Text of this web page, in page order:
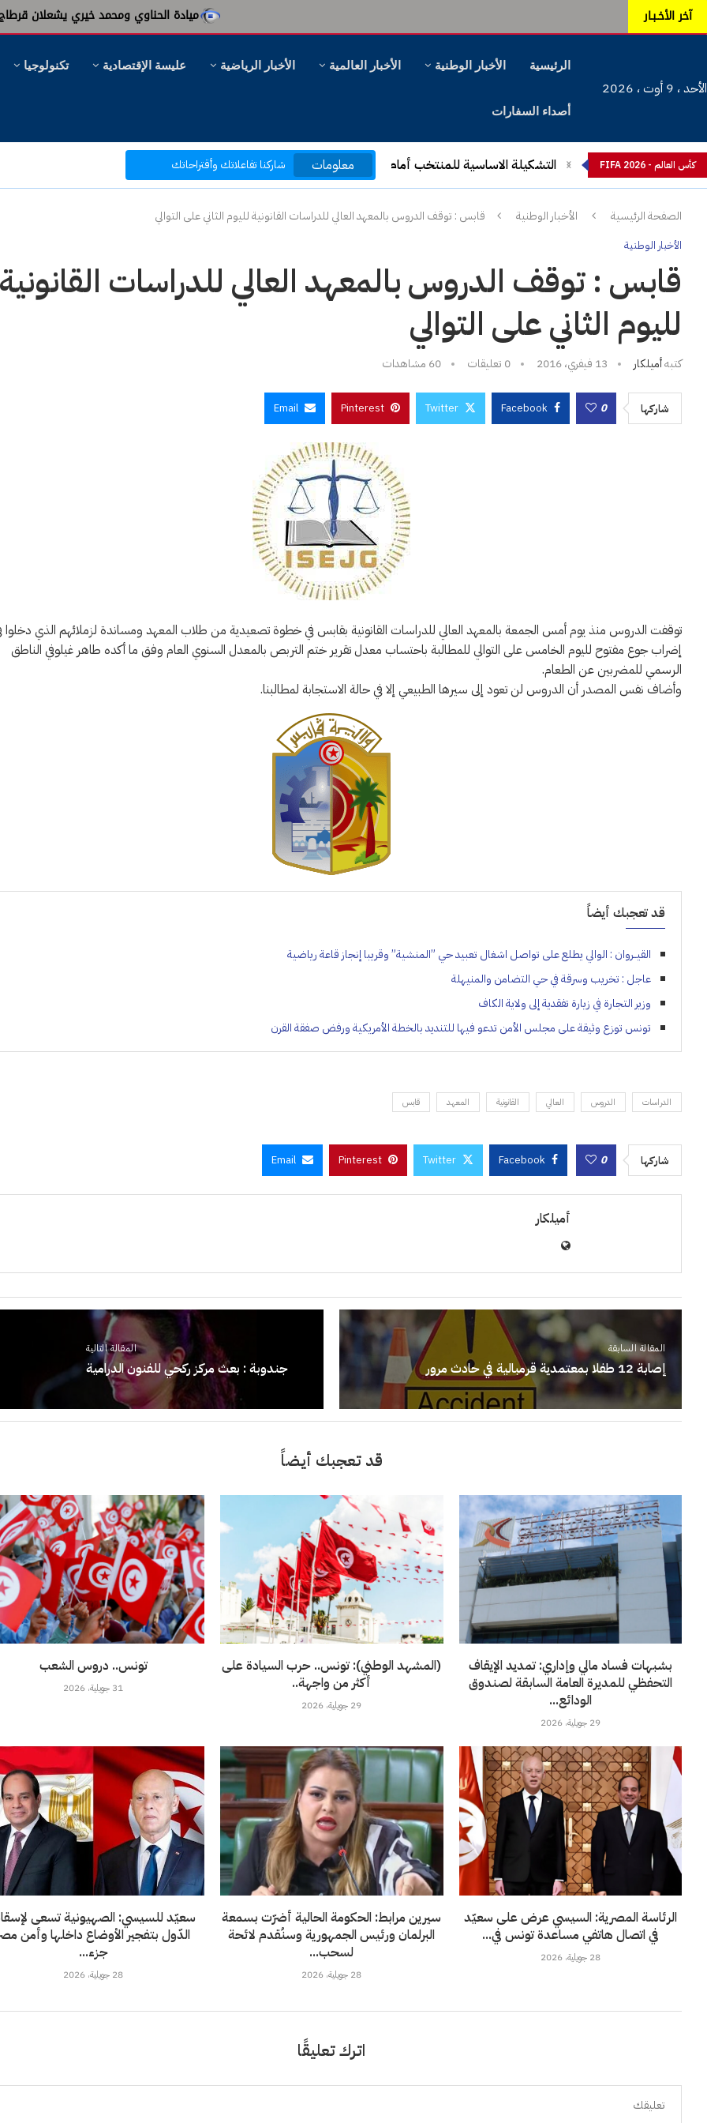
آخر الأخـبـار ميادة الحناوي ومحمد خيري يشعلان قرطاج بليلة
الأحد ، 9 أوت ، 2026
الرئيسية الأخبار الوطنية الأخبار العالمية الأخبار الرياضية عليسة الإقتصادية تكنولوجيا
أصداء السفارات
كأس العالم - FIFA 2026 بعد الهزيمة المذلة أمام السويد: اجتماع طارئ للمكتب الجامعي وإقالة اللموشي واردة
معلومات
بتصفحك موقعنا أنت في قلب الحدث
شاركنا تفاعلاتك وأقتراحاتك
بكم نرتقي إلى ما هو أفضل
الصفحة الرئيسية
الأخبار الوطنية قابس : توقف الدروس بالمعهد العالي للدراسات القانونية لليوم الثاني على التوالي
الأخبار الوطنية
قابس : توقف الدروس بالمعهد العالي للدراسات القانونية
لليوم الثاني على التوالي
كتبهأميلكار 13 فيفري، 2016 0 تعليقات 60 مشاهدات
شاركها 0
Facebook
Twitter
Pinterest
Email
توقفت الدروس منذ يوم أمس الجمعة بالمعهد العالي للدراسات القانونية بقابس في خطوة تصعيدية من طلاب المعهد ومساندة لزملائهم الذي دخلوا
إضراب جوع مفتوح لليوم الخامس على التوالي للمطالبة باحتساب معدل تقرير ختم التربص بالمعدل السنوي العام وفق ما أكده طاهر غيلوفي الناطق
الرسمي للمضربين عن الطعام.
وأضاف نفس المصدر أن الدروس لن تعود إلى سيرها الطبيعي إلا في حالة الاستجابة لمطالبنا.
قد تعجبك أيضاً
القيــروان : الوالي يطلع على تواصل اشغال تعبيد حي ”المنشية” وقريبا إنجاز قاعة رياضية
عاجل : تخريب وسرقة في حي التضامن والمنيهلة
وزير التجارة في زيارة تفقدية إلى ولاية الكاف
‏تونس توزع وثيقة على مجلس الأمن تدعو فيها للتنديد بالخطة الأمريكية ورفض صفقة القرن
الدراسات الدروس العالي القانونية المعهد قابس
شاركها 0
Facebook
Twitter
Pinterest
Email
أميلكار
المقالة السابقة
إصابة 12 طفلا بمعتمدية قرمبالية في حادث مرور
المقالة التالية
جندوبة : بعث مركز ركحي للفنون الدرامية
قد تعجبك أيضاً
تونس.. دروس الشعب
31 جويلية، 2026
(المشهد الوطني): تونس.. حرب السيادة على
أكثر من واجهة..
29 جويلية، 2026
بشبهات فساد مالي وإداري: تمديد الإيقاف
التحفظي للمديرة العامة السابقة لصندوق
الودائع...
29 جويلية، 2026
سعيّد للسيسي: الصهيونية تسعى
الدّول بتفجير الأوضاع داخلها وأمن
جزء...
28 جويلية، 2026
سيرين مرابط: الحكومة الحالية أضرّت بسمعة
البرلمان ورئيس الجمهورية وسنُقدم لائحة
لسحب...
28 جويلية، 2026
الرئاسة المصرية: السيسي عرض على سعيّد
في اتصال هاتفي مساعدة تونس في...
28 جويلية، 2026
اترك تعليقًا